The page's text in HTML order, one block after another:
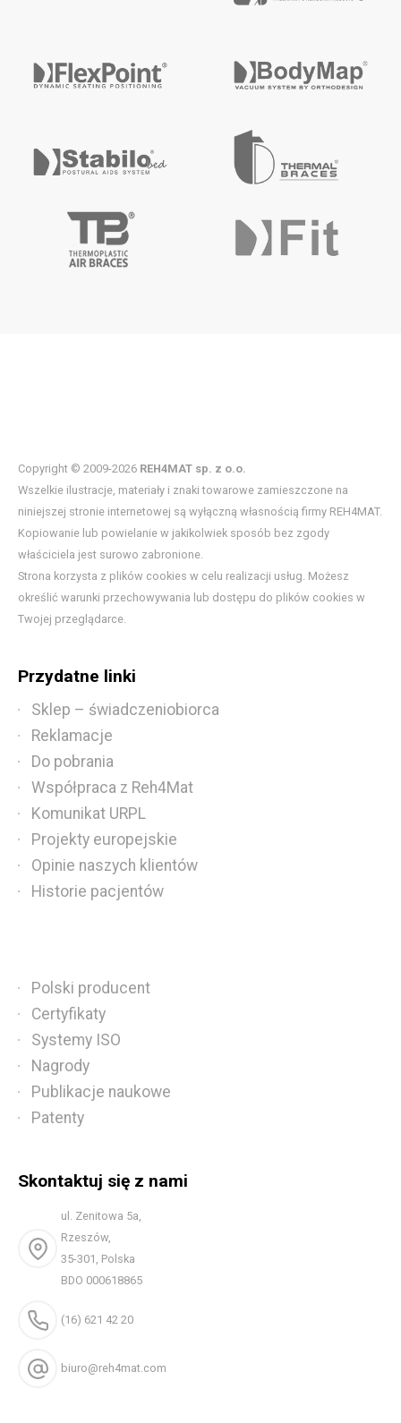
Copyright © 2009-2026 REH4MAT sp. z o.o.
Wszelkie ilustracje, materiały i znaki towarowe zamieszczone na
niniejszej stronie internetowej są wyłączną własnością firmy REH4MAT.
Kopiowanie lub powielanie w jakikolwiek sposób bez zgody
właściciela jest surowo zabronione.
Strona korzysta z plików cookies w celu realizacji usług. Możesz
określić warunki przechowywania lub dostępu do plików cookies w
Twojej przeglądarce.
Przydatne linki
Sklep – świadczeniobiorca
Reklamacje
Do pobrania
Współpraca z Reh4Mat
Komunikat URPL
Projekty europejskie
Opinie naszych klientów
Historie pacjentów
Polski producent
Certyfikaty
Systemy ISO
Nagrody
Publikacje naukowe
Patenty
Skontaktuj się z nami
ul. Zenitowa 5a,
Rzeszów,
35-301, Polska
BDO 000618865
(16) 621 42 20
biuro@reh4mat.com